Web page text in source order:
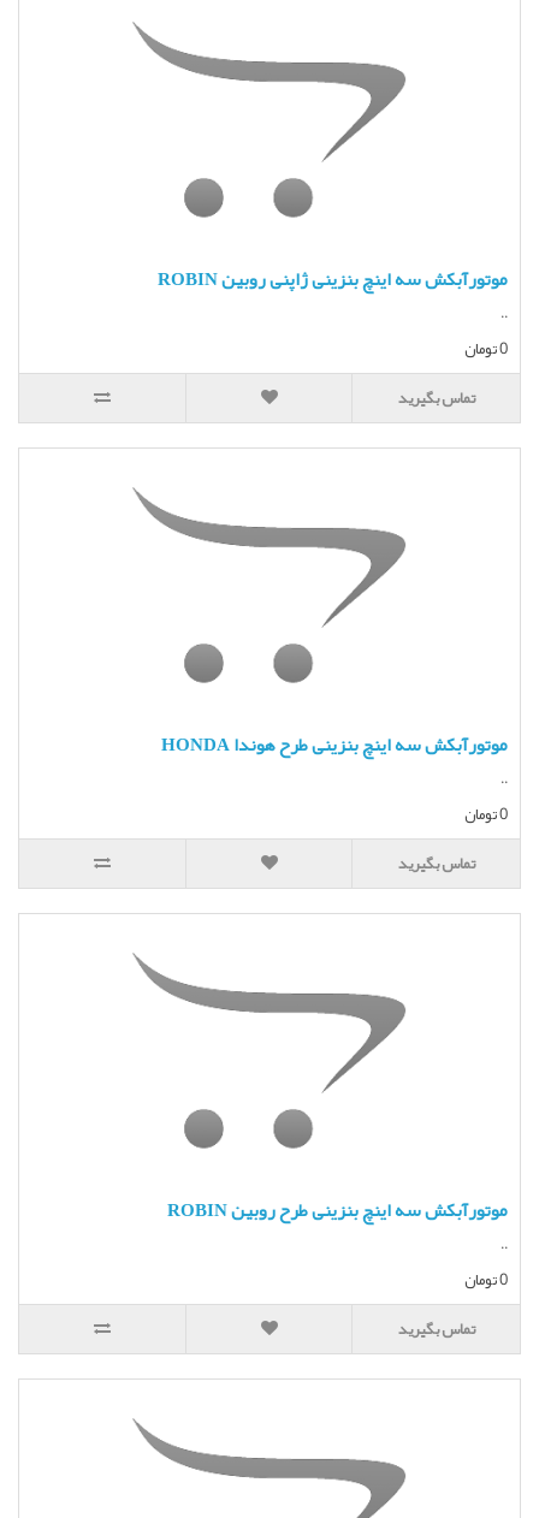
موتورآبکش سه اینچ بنزینی ژاپنی روبین ROBIN
..
0 تومان
تماس بگیرید
موتورآبکش سه اینچ بنزینی طرح هوندا HONDA
..
0 تومان
تماس بگیرید
موتورآبکش سه اینچ بنزینی طرح روبین ROBIN
..
0 تومان
تماس بگیرید